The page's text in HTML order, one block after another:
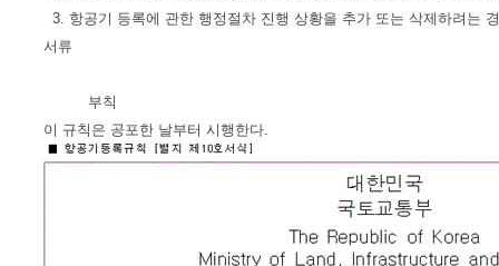
3. 항공기 등록에 관한 행정절차 진행 상황을 추가 또는 삭제하려는
서류
부칙
이 규칙은 공포한 날부터 시행한다.